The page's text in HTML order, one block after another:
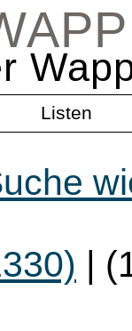
Listen
|